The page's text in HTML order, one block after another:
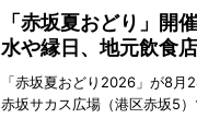
「赤坂夏おどり」
水や縁日、地元飲食
「赤坂夏おどり2026」が8月
赤坂サカス広場（港区赤坂5）